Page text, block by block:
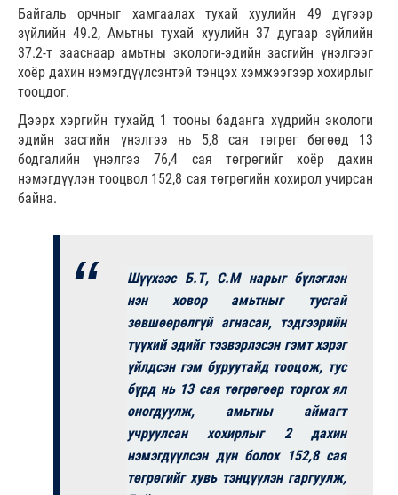
Байгаль орчныг хамгаалах тухай хуулийн 49 дүгээр
зүйлийн 49.2, Амьтны тухай хуулийн 37 дугаар зүйлийн
37.2-т зааснаар амьтны экологи-эдийн засгийн үнэлгээг
хоёр дахин нэмэгдүүлсэнтэй тэнцэх хэмжээгээр хохирлыг
тооцдог.
Дээрх хэргийн тухайд 1 тооны баданга хүдрийн экологи
эдийн засгийн үнэлгээ нь 5,8 сая төгрөг бөгөөд 13
бодгалийн үнэлгээ 76,4 сая төгрөгийг хоёр дахин
нэмэгдүүлэн тооцвол 152,8 сая төгрөгийн хохирол учирсан
байна.
Шүүхээс Б.Т, С.М нарыг бүлэглэн
нэн ховор амьтныг тусгай
зөвшөөрөлгүй агнасан, тэдгээрийн
түүхий эдийг тээвэрлэсэн гэмт хэрэг
үйлдсэн гэм буруутайд тооцож, тус
бүрд нь 13 сая төгрөгөөр торгох ял
оногдуулж, амьтны аймагт
учруулсан хохирлыг 2 дахин
нэмэгдүүлсэн дүн болох 152,8 сая
төгрөгийг хувь тэнцүүлэн гаргуулж,